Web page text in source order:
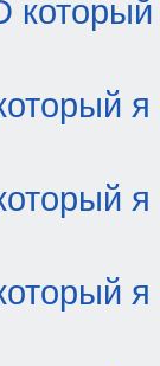
который
я
я
я